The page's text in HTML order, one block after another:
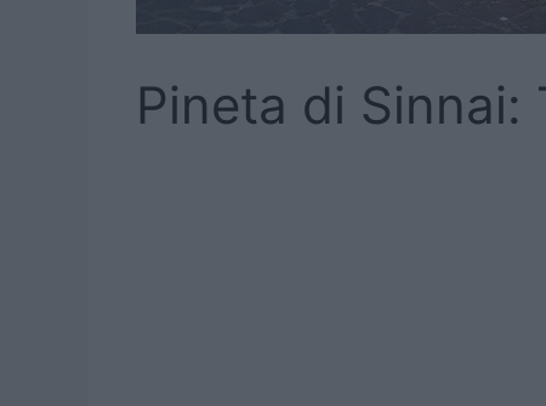
Pineta di